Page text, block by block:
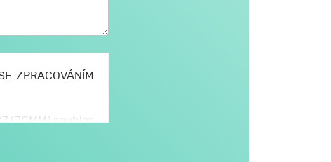
ZPRACOVÁNÍM
(JCMM) souhlas
tomto formuláři,